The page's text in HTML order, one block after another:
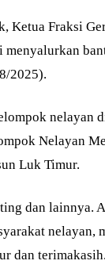
Fraksi
menyalurkan
2025).
nelayan
Nelayan
Luk Timur.
dan lainnya.
nelayan,
dan terimakasih.